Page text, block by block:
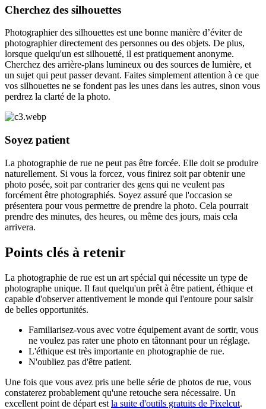
Cherchez des silhouettes
Photographier des silhouettes est une bonne manière d’éviter de
photographier directement des personnes ou des objets. De plus,
lorsque quelqu'un est silhouetté, il est pratiquement anonyme.
Cherchez des arrière-plans lumineux ou des sources de lumière, et
un sujet qui peut passer devant. Faites simplement attention à ce que
vos silhouettes ne se fondent pas les unes dans les autres, sinon vous
perdrez la clarté de la photo.
Soyez patient
La photographie de rue ne peut pas être forcée. Elle doit se produire
naturellement. Si vous la forcez, vous finirez soit par obtenir une
photo posée, soit par contrarier des gens qui ne veulent pas
forcément être photographiés. Soyez assuré que l'occasion se
présentera pour vous permettre de prendre la photo. Cela pourrait
prendre des minutes, des heures, ou même des jours, mais cela
arrivera.
Points clés à retenir
La photographie de rue est un art spécial qui nécessite un type de
photographe unique. Il faut quelqu'un prêt à être patient, éthique et
capable d'observer attentivement le monde qui l'entoure pour saisir
de belles opportunités.
Familiarisez-vous avec votre équipement avant de sortir, vous
ne voulez pas rater une photo en tâtonnant pour un réglage.
L'éthique est très importante en photographie de rue.
N'oubliez pas d'être patient.
Une fois que vous avez pris une belle série de photos de rue, vous
constaterez probablement qu'une retouche sera nécessaire. Un
excellent point de départ est la suite d'outils gratuits de Pixelcut.